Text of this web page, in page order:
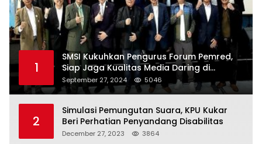
1
SMSI Kukuhkan Pengurus Forum Pemred,
Siap Jaga Kualitas Media Daring di
Indonesia
September 27, 2024 5046
2
Simulasi Pemungutan Suara, KPU Kukar
Beri Perhatian Penyandang Disabilitas
December 27, 2023 3864